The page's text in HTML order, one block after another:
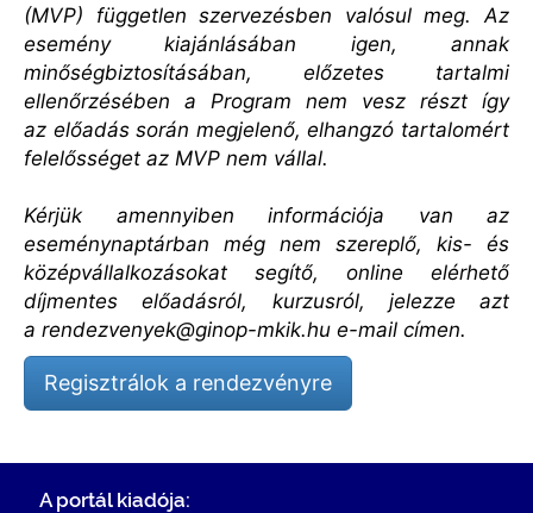
(MVP) független szervezésben valósul meg. Az
esemény kiajánlásában igen, annak
minőségbiztosításában, előzetes tartalmi
ellenőrzésében a Program nem vesz részt így
az előadás során megjelenő, elhangzó tartalomért
felelősséget az MVP nem vállal.
Kérjük amennyiben információja van az
eseménynaptárban még nem szereplő, kis- és
középvállalkozásokat segítő, online elérhető
díjmentes előadásról, kurzusról, jelezze azt
a rendezvenyek@ginop-mkik.hu e-mail címen.
Regisztrálok a rendezvényre
A portál kiadója: